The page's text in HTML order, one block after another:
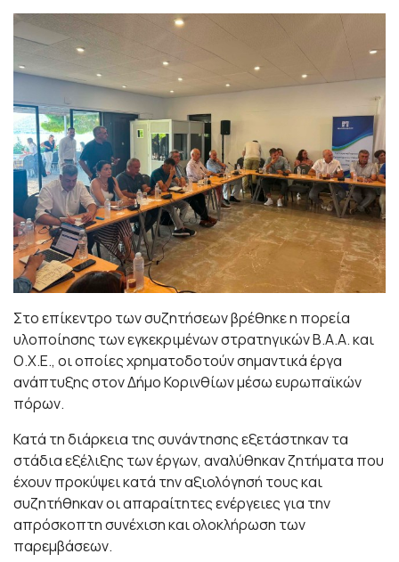
Στο επίκεντρο των συζητήσεων βρέθηκε η πορεία
υλοποίησης των εγκεκριμένων στρατηγικών Β.Α.Α. και
Ο.Χ.Ε., οι οποίες χρηματοδοτούν σημαντικά έργα
ανάπτυξης στον Δήμο Κορινθίων μέσω ευρωπαϊκών
πόρων.
Κατά τη διάρκεια της συνάντησης εξετάστηκαν τα
στάδια εξέλιξης των έργων, αναλύθηκαν ζητήματα που
έχουν προκύψει κατά την αξιολόγησή τους και
συζητήθηκαν οι απαραίτητες ενέργειες για την
απρόσκοπτη συνέχιση και ολοκλήρωση των
παρεμβάσεων.